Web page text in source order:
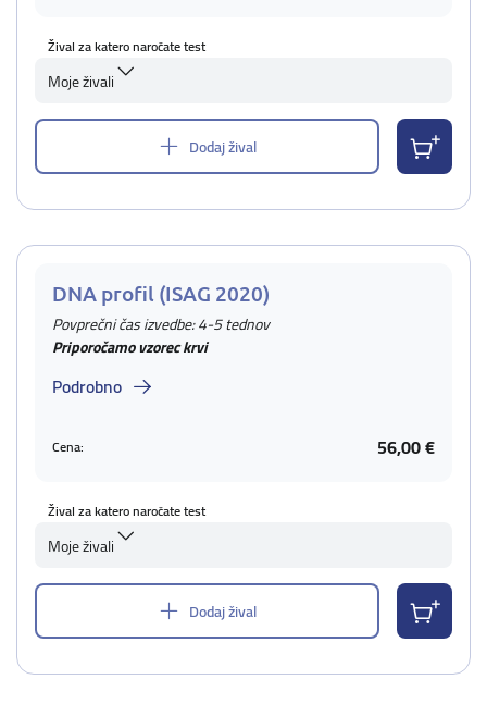
Žival za katero naročate test
Moje živali
Dodaj žival
DNA profil (ISAG 2020)
Povprečni čas izvedbe: 4-5 tednov
Priporočamo vzorec krvi
Podrobno
Cena: 56,00 €
Žival za katero naročate test
Moje živali
Dodaj žival